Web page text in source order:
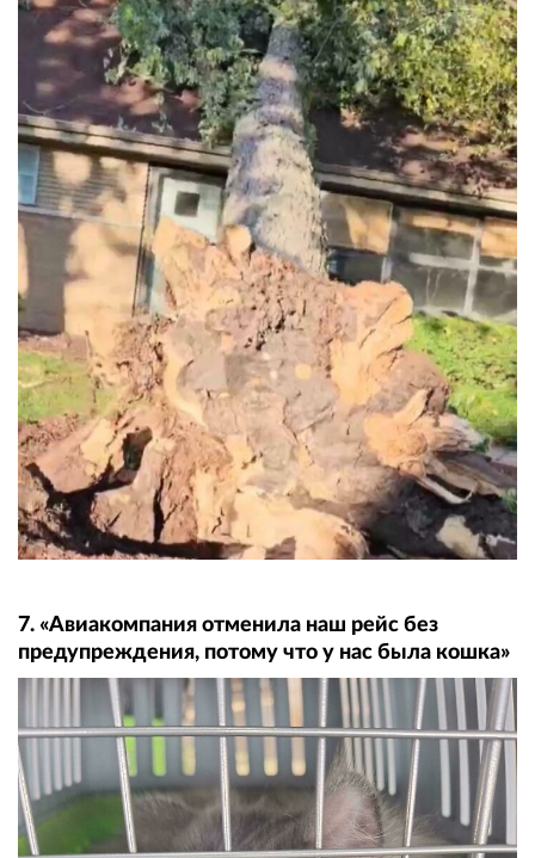
7. «Авиакомпания отменила наш рейс без
предупреждения, потому что у нас была кошка»